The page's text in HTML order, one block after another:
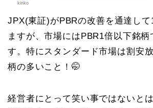
kinko
JPX(東証)がPBRの改善を通達して
ますが、市場にはPBR1倍以下銘柄
す。特にスタンダード市場は割安
柄の多いこと！🤭
経営者にとって笑い事ではないと